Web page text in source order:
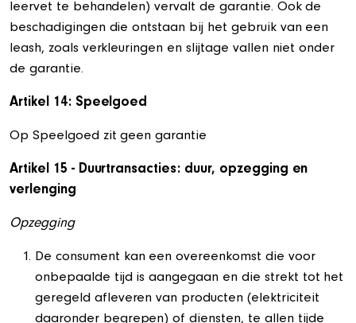
leervet te behandelen) vervalt de garantie. Ook de
beschadigingen die ontstaan bij het gebruik van een
leash, zoals verkleuringen en slijtage vallen niet onder
de garantie.
Artikel 14: Speelgoed
Op Speelgoed zit geen garantie
Artikel 15 - Duurtransacties: duur, opzegging en
verlenging
Opzegging
De consument kan een overeenkomst die voor
onbepaalde tijd is aangegaan en die strekt tot het
geregeld afleveren van producten (elektriciteit
daaronder begrepen) of diensten, te allen tijde